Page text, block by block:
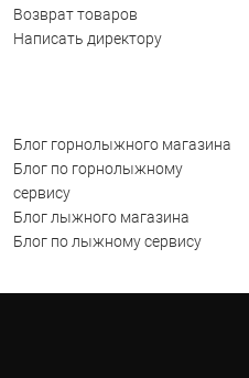
Возврат товаров
Написать директору
Блог горнолыжного магазина
Блог по горнолыжному
сервису
Блог лыжного магазина
Блог по лыжному сервису